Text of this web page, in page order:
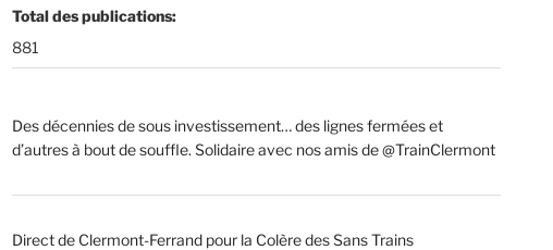
Total des publications:
881
Des décennies de sous investissement… des lignes fermées et
d’autres à bout de souffle. Solidaire avec nos amis de @TrainClermont
Direct de Clermont-Ferrand pour la Colère des Sans Trains